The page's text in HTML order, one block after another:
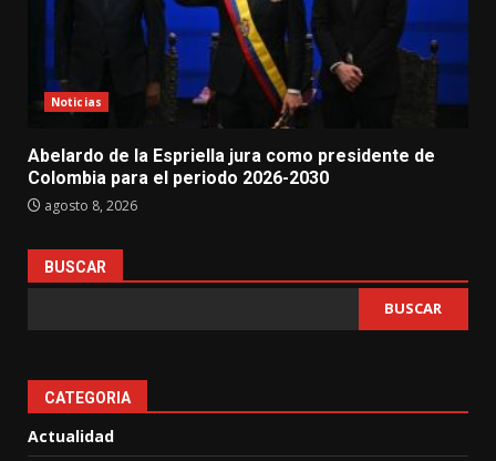
Noticias
Abelardo de la Espriella jura como presidente de
Colombia para el periodo 2026-2030
agosto 8, 2026
BUSCAR
BUSCAR
CATEGORIA
Actualidad